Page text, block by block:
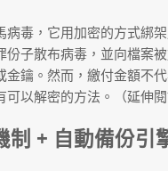
病毒，它用加密的方式綁
份子散布病毒，並向檔案
金鑰。然而，繳付金額不
以解密的方法。（延伸閱
制 + 自動備份引